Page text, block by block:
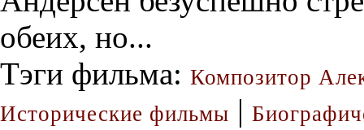
обеих, но...
Тэги фильма: Композитор
Исторические фильмы |